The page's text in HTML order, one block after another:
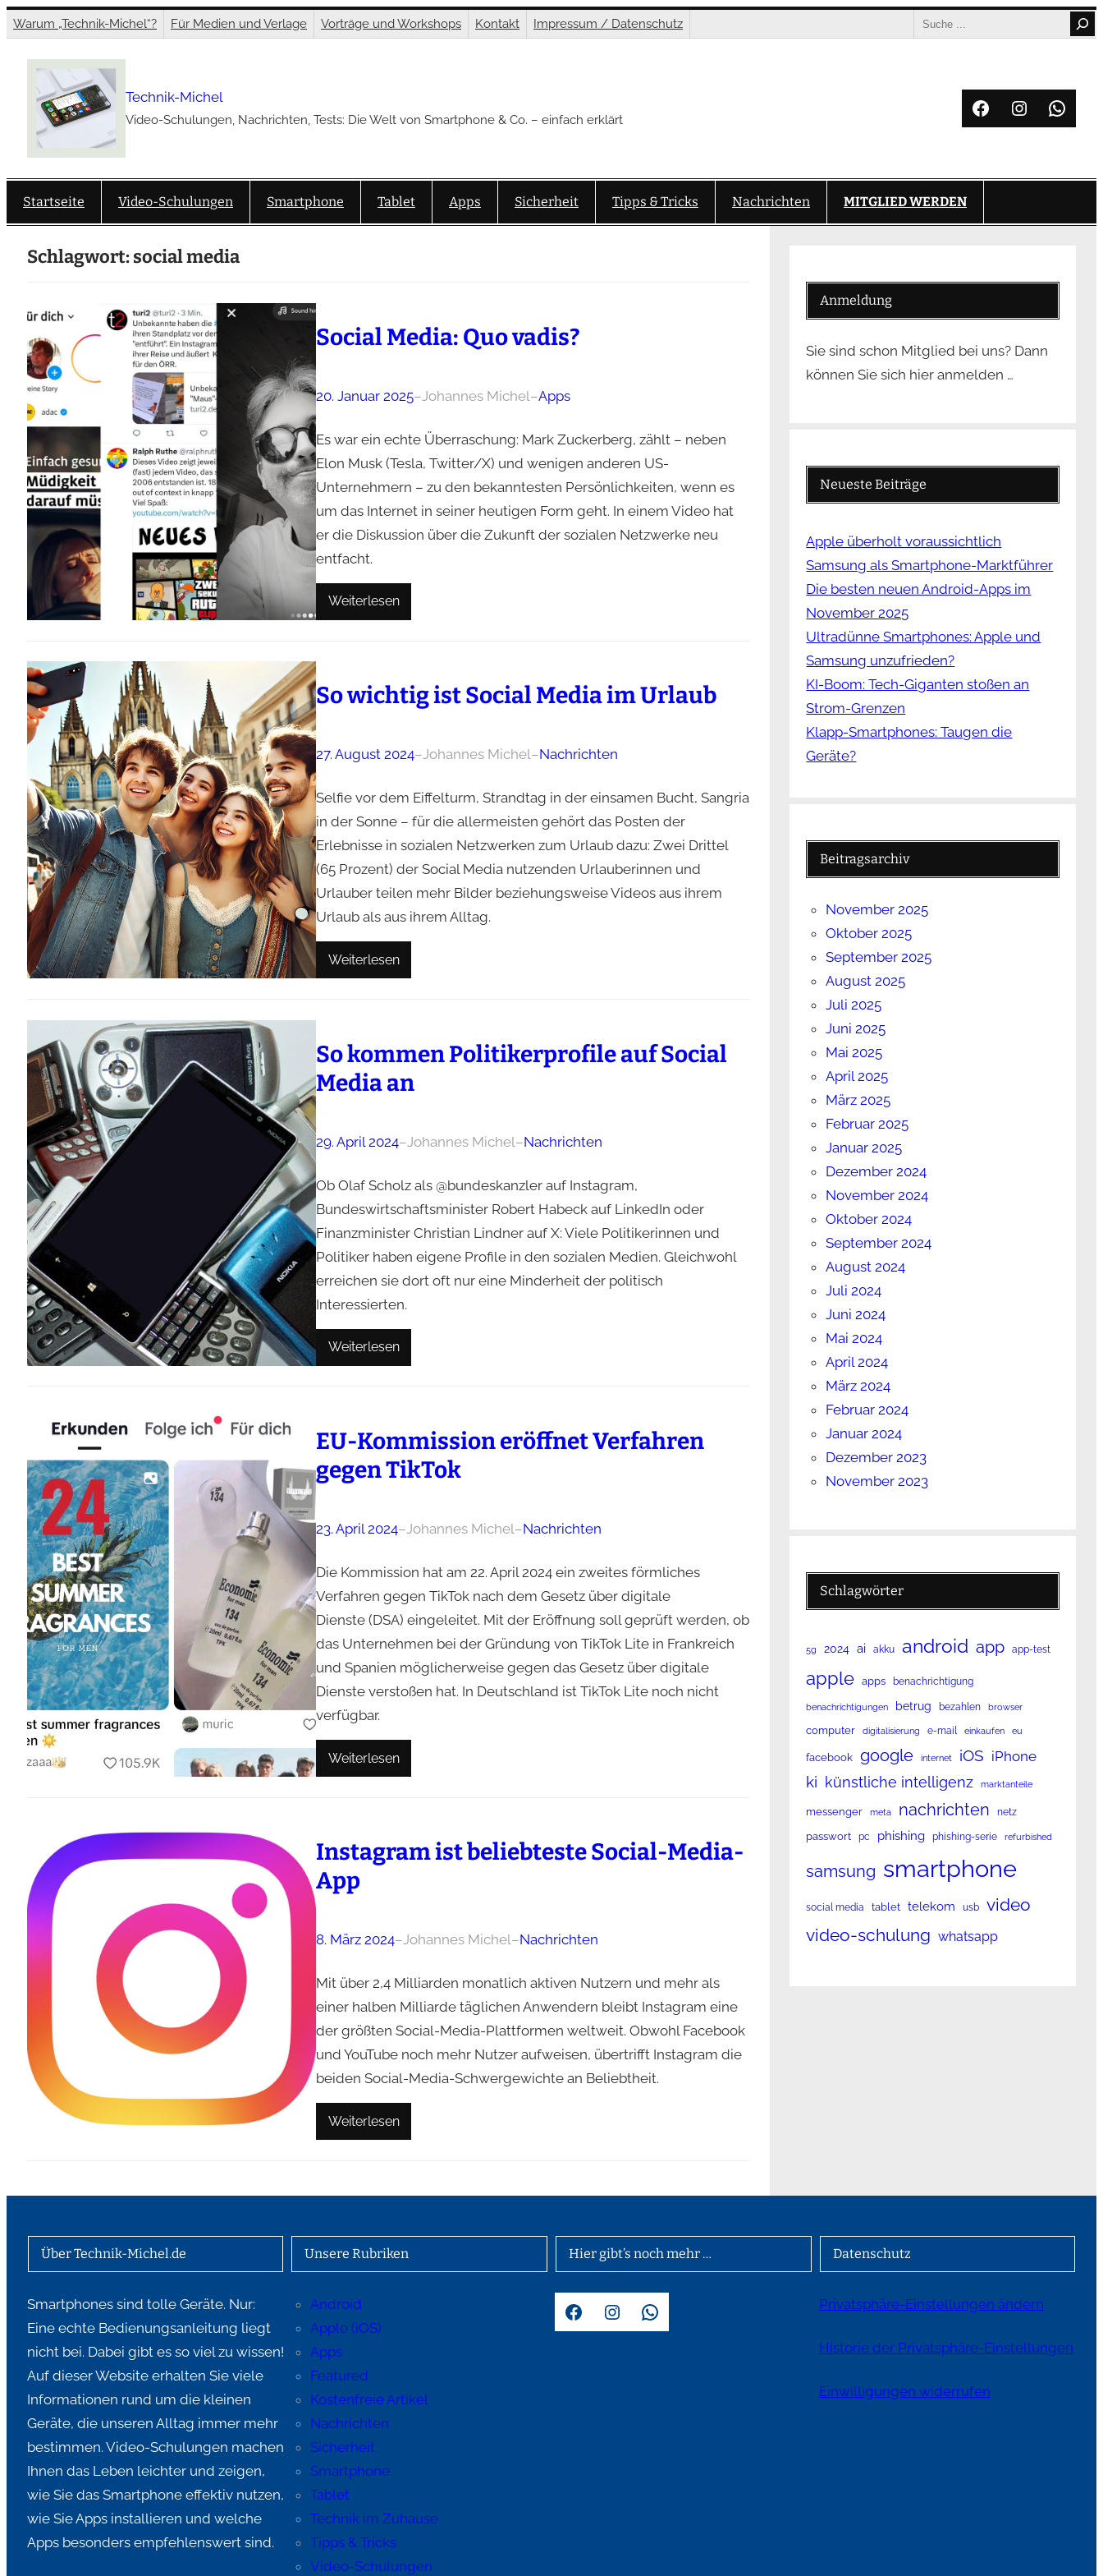
Zum
Inhalt
springen
Warum „Technik-Michel“? Für Medien und Verlage Vorträge und Workshops Kontakt Impressum / Datenschutz Search
Technik-Michel
Video-Schulungen, Nachrichten, Tests: Die Welt von Smartphone & Co. – einfach erklärt
Facebook
Instagram
Startseite Video-Schulungen Smartphone Tablet Apps Sicherheit Tipps & Tricks Nachrichten MITGLIED WERDEN
Schlagwort:social media
Social Media: Quo vadis?
20. Januar 2025–Johannes Michel–Apps
Es war ein echte Überraschung: Mark Zuckerberg, zählt – neben
Elon Musk (Tesla, Twitter/X) und wenigen anderen US-
Unternehmern – zu den bekanntesten Persönlichkeiten, wenn es
um das Internet in seiner heutigen Form geht. In einem Video hat
er die Diskussion über die Zukunft der sozialen Netzwerke neu
entfacht.
Weiterlesen
So wichtig ist Social Media im Urlaub
27. August 2024–Johannes Michel–Nachrichten
Selfie vor dem Eiffelturm, Strandtag in der einsamen Bucht, Sangria
in der Sonne – für die allermeisten gehört das Posten der
Erlebnisse in sozialen Netzwerken zum Urlaub dazu: Zwei Drittel
(65 Prozent) der Social Media nutzenden Urlauberinnen und
Urlauber teilen mehr Bilder beziehungsweise Videos aus ihrem
Urlaub als aus ihrem Alltag.
Weiterlesen
So kommen Politikerprofile auf Social
Media an
29. April 2024–Johannes Michel–Nachrichten
Ob Olaf Scholz als @bundeskanzler auf Instagram,
Bundeswirtschaftsminister Robert Habeck auf LinkedIn oder
Finanzminister Christian Lindner auf X: Viele Politikerinnen und
Politiker haben eigene Profile in den sozialen Medien. Gleichwohl
erreichen sie dort oft nur eine Minderheit der politisch
Interessierten.
Weiterlesen
EU-Kommission eröffnet Verfahren
gegen TikTok
23. April 2024–Johannes Michel–Nachrichten
Die Kommission hat am 22. April 2024 ein zweites förmliches
Verfahren gegen TikTok nach dem Gesetz über digitale
Dienste (DSA) eingeleitet. Mit der Eröffnung soll geprüft werden, ob
das Unternehmen bei der Gründung von TikTok Lite in Frankreich
und Spanien möglicherweise gegen das Gesetz über digitale
Dienste verstoßen hat. In Deutschland ist TikTok Lite noch nicht
verfügbar.
Weiterlesen
Instagram ist beliebteste Social-Media-
App
8. März 2024–Johannes Michel–Nachrichten
Mit über 2,4 Milliarden monatlich aktiven Nutzern und mehr als
einer halben Milliarde täglichen Anwendern bleibt Instagram eine
der größten Social-Media-Plattformen weltweit. Obwohl Facebook
und YouTube noch mehr Nutzer aufweisen, übertrifft Instagram die
beiden Social-Media-Schwergewichte an Beliebtheit.
Weiterlesen
Anmeldung
Sie sind schon Mitglied bei uns? Dann
können Sie sich hier anmelden …
Neueste Beiträge
Apple überholt voraussichtlich
Samsung als Smartphone-Marktführer
Die besten neuen Android-Apps im
November 2025
Ultradünne Smartphones: Apple und
Samsung unzufrieden?
KI-Boom: Tech-Giganten stoßen an
Strom-Grenzen
Klapp-Smartphones: Taugen die
Geräte?
Beitragsarchiv
November 2025
Oktober 2025
September 2025
August 2025
Juli 2025
Juni 2025
Mai 2025
April 2025
März 2025
Februar 2025
Januar 2025
Dezember 2024
November 2024
Oktober 2024
September 2024
August 2024
Juli 2024
Juni 2024
Mai 2024
April 2024
März 2024
Februar 2024
Januar 2024
Dezember 2023
November 2023
Schlagwörter
5g 2024 ai akku android app app-test
apple apps benachrichtigung
benachrichtigungen betrug bezahlen browser
computer digitalisierung e-mail einkaufen eu
facebook google internet iOS iPhone
ki künstliche intelligenz marktanteile
messenger meta nachrichten netz
passwort pc phishing phishing-serie refurbished
samsung smartphone
social media tablet telekom usb
video
video-schulung whatsapp
Über Technik-Michel.de
Smartphones sind tolle Geräte. Nur:
Eine echte Bedienungsanleitung liegt
nicht bei. Dabei gibt es so viel zu wissen!
Auf dieser Website erhalten Sie viele
Informationen rund um die kleinen
Geräte, die unseren Alltag immer mehr
bestimmen. Video-Schulungen machen
Ihnen das Leben leichter und zeigen,
wie Sie das Smartphone effektiv nutzen,
wie Sie Apps installieren und welche
Apps besonders empfehlenswert sind.
Unsere Rubriken
Android
Apple (iOS)
Apps
Featured
Kostenfreie Artikel
Nachrichten
Sicherheit
Smartphone
Tablet
Technik im Zuhause
Tipps & Tricks
Video-Schulungen
Hier gibt’s noch mehr …
Facebook Instagram WhatsApp
Datenschutz
Privatsphäre-Einstellungen ändern
Historie der Privatsphäre-Einstellungen
Einwilligungen widerrufen